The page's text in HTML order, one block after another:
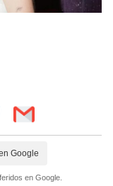
Google
en Google.